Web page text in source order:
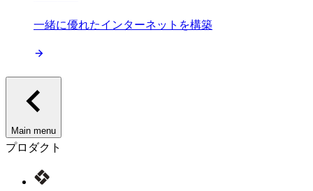
一緒に優れたインターネットを構築
Main menu
プロダクト